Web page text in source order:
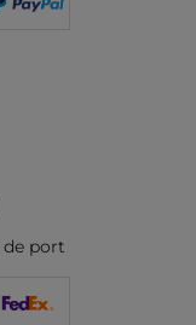
de port